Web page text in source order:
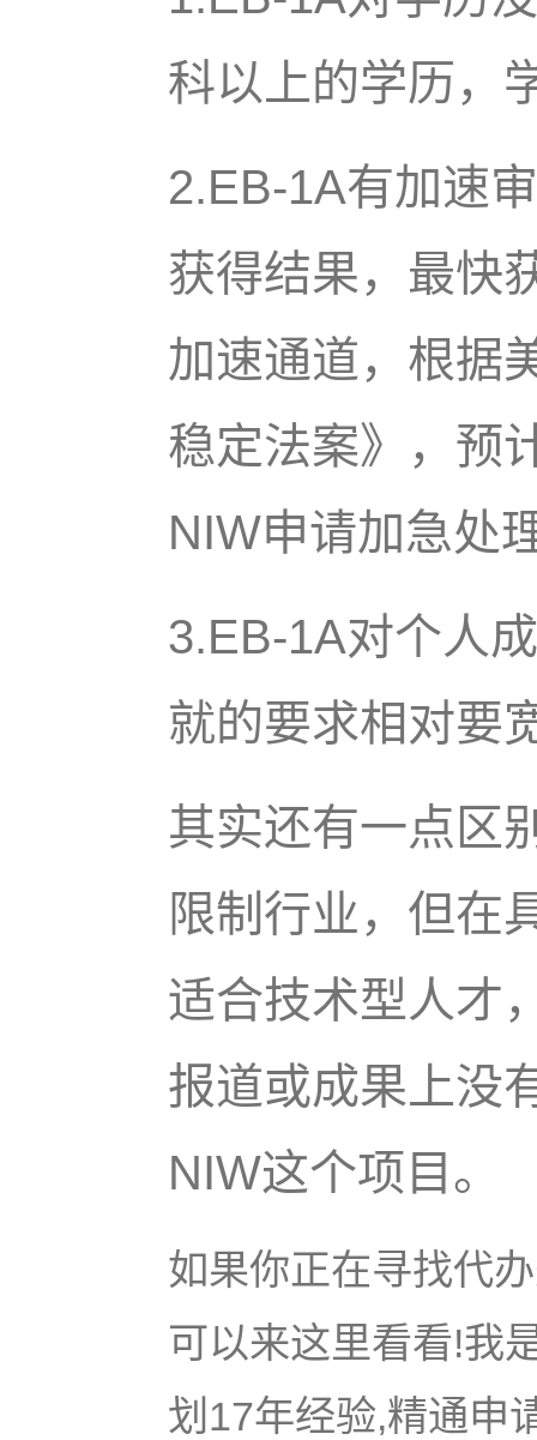
科以上的学历，
2.EB-1A有加速
获得结果，最快
加速通道，根据
稳定法案》，预
NIW申请加急处
3.EB-1A对个人
就的要求相对要
其实还有一点区
限制行业，但在
适合技术型人才
报道或成果上没
NIW这个项目。
如果你正在寻找代
可以来这里看看!我
划17年经验,精通申